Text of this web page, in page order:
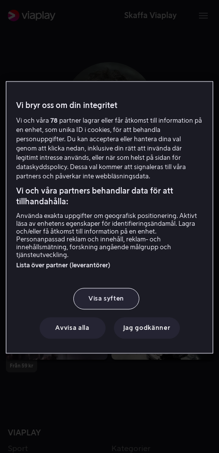
Skaffa Viaplay
Fenar Ahmad
Från 59 kr
VIAPLAY
Sport
Kategorier
Vi bryr oss om din integritet
Vi och våra78 partner lagrar eller får åtkomst till information på
en enhet, som unika ID i cookies, för att behandla
personuppgifter. Du kan acceptera eller hantera dina val
genom att klicka nedan, inklusive din rätt att invända där
legitimt intresse används, eller när som helst på sidan för
dataskyddspolicy. Dessa val kommer att signaleras till våra
partners och påverkar inte webbläsningsdata.
Vi och våra partners behandlar data för att
tillhandahålla:
Använda exakta uppgifter om geografisk positionering. Aktivt
läsa av enhetens egenskaper för identifieringsändamål. Lagra
och/eller få åtkomst till information på en enhet.
Personanpassad reklam och innehåll, reklam- och
innehållsmätning, forskning angående målgrupp och
tjänsteutveckling.
Lista över partner (leverantörer)
Visa syften
Avvisa alla Jag godkänner